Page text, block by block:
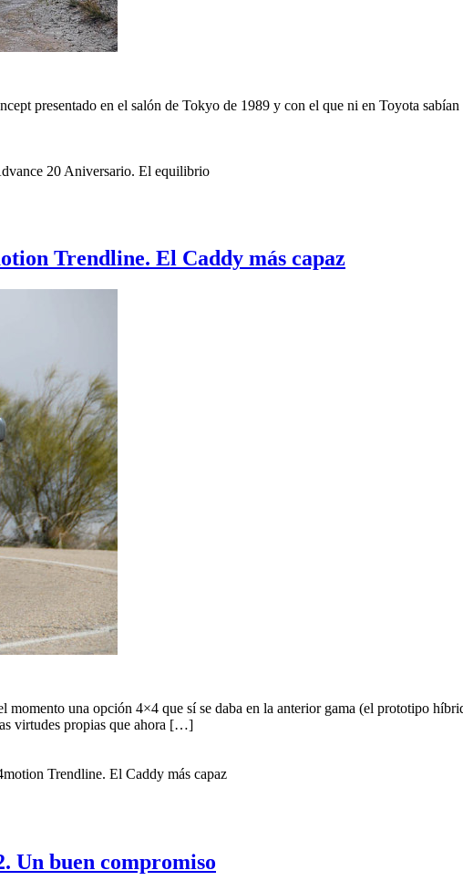
presentado en el salón de Tokyo de 1989 y con el que ni en Toyota
20 Aniversario. El equilibrio
Trendline. El Caddy más capaz
momento una opción 4×4 que sí se daba en la anterior gama (el prototipo
virtudes propias que ahora […]
Trendline. El Caddy más capaz
Un buen compromiso